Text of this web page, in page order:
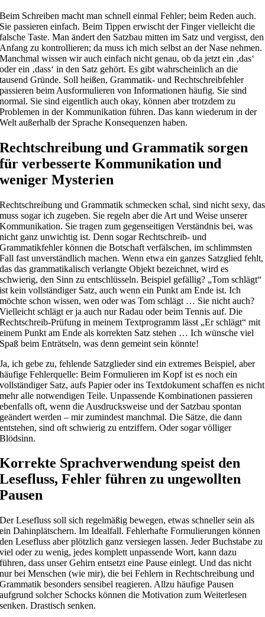
Beim Schreiben macht man schnell einmal Fehler; beim Reden auch.
Sie passieren einfach. Beim Tippen erwischt der Finger vielleicht die
falsche Taste. Man ändert den Satzbau mitten im Satz und vergisst, den
Anfang zu kontrollieren; da muss ich mich selbst an der Nase nehmen.
Manchmal wissen wir auch einfach nicht genau, ob da jetzt ein ‚das‘
oder ein ‚dass‘ in den Satz gehört. Es gibt wahrscheinlich an die
tausend Gründe. Soll heißen, Grammatik- und Rechtschreibfehler
passieren beim Ausformulieren von Informationen häufig. Sie sind
normal. Sie sind eigentlich auch okay, können aber trotzdem zu
Problemen in der Kommunikation führen. Das kann wiederum in der
Welt außerhalb der Sprache Konsequenzen haben.
Rechtschreibung und Grammatik sorgen
für verbesserte Kommunikation und
weniger Mysterien
Rechtschreibung und Grammatik schmecken schal, sind nicht sexy, das
muss sogar ich zugeben. Sie regeln aber die Art und Weise unserer
Kommunikation. Sie tragen zum gegenseitigen Verständnis bei, was
nicht ganz unwichtig ist. Denn sogar Rechtschreib- und
Grammatikfehler können die Botschaft verfälschen, im schlimmsten
Fall fast unverständlich machen. Wenn etwa ein ganzes Satzglied fehlt,
das das grammatikalisch verlangte Objekt bezeichnet, wird es
schwierig, den Sinn zu entschlüsseln. Beispiel gefällig? „Tom schlägt“
ist kein vollständiger Satz, auch wenn ein Punkt am Ende ist. Ich
möchte schon wissen, wen oder was Tom schlägt … Sie nicht auch?
Vielleicht schlägt er ja auch nur Radau oder beim Tennis auf. Die
Rechtschreib-Prüfung in meinem Textprogramm lässt „Er schlägt“ mit
einem Punkt am Ende als korrekten Satz stehen … Ich wünsche viel
Spaß beim Enträtseln, was denn gemeint sein könnte!
Ja, ich gebe zu, fehlende Satzglieder sind ein extremes Beispiel, aber
häufige Fehlerquelle: Beim Formulieren im Kopf ist es noch ein
vollständiger Satz, aufs Papier oder ins Textdokument schaffen es nicht
mehr alle notwendigen Teile. Unpassende Kombinationen passieren
ebenfalls oft, wenn die Ausdrucksweise und der Satzbau spontan
geändert werden – mir zumindest manchmal. Die Sätze, die dann
entstehen, sind oft schwierig zu entziffern. Oder sogar völliger
Blödsinn.
Korrekte Sprachverwendung speist den
Lesefluss, Fehler führen zu ungewollten
Pausen
Der Lesefluss soll sich regelmäßig bewegen, etwas schneller sein als
ein Dahinplätschern. Im Idealfall. Fehlerhafte Formulierungen können
den Lesefluss aber plötzlich ganz versiegen lassen. Jeder Buchstabe zu
viel oder zu wenig, jedes komplett unpassende Wort, kann dazu
führen, dass unser Gehirn entsetzt eine Pause einlegt. Und das nicht
nur bei Menschen (wie mir), die bei Fehlern in Rechtschreibung und
Grammatik besonders sensibel reagieren. Allzu häufige Pausen
aufgrund solcher Schocks können die Motivation zum Weiterlesen
senken. Drastisch senken.